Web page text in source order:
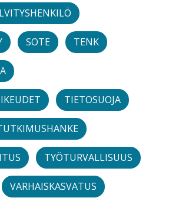
SOTE TENK
TIETOSUOJA
TYÖTURVALLISUUS
VARHAISKASVATUS